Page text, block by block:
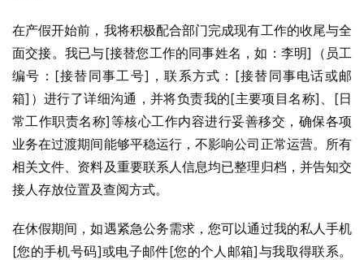
在产假开始前，我将积极配合部门完成现有工作的收尾与全
面交接。我已与[接替您工作的同事姓名，如：李明]（员工
编号：[接替同事工号]，联系方式：[接替同事电话或邮
箱]）进行了详细沟通，并将负责我的[主要项目名称]、[日
常工作职责名称]等核心工作内容进行妥善移交，确保各项
业务在过渡期间能够平稳运行，不影响公司正常运营。所有
相关文件、资料及重要联系人信息均已整理归档，并告知交
接人存放位置及查阅方式。
在休假期间，如遇紧急公务需求，您可以通过我的私人手机
[您的手机号码]或电子邮件[您的个人邮箱]与我取得联系。